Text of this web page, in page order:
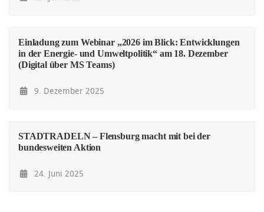
Einladung zum Webinar „2026 im Blick: Entwicklungen
in der Energie- und Umweltpolitik“ am 18. Dezember
(Digital über MS Teams)
9. Dezember 2025
STADTRADELN – Flensburg macht mit bei der
bundesweiten Aktion
24. Juni 2025